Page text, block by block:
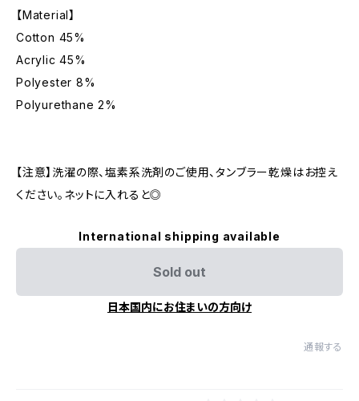
【Material】
Cotton 45%
Acrylic 45%
Polyester 8%
Polyurethane 2%
【注意】洗濯の際、塩素系洗剤のご使用、タンブラー乾燥はお控え
ください。ネットに入れると◎
International shipping available
Sold out
日本国内にお住まいの方向け
通報する